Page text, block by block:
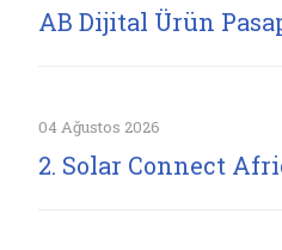
AB Dijital Ürün
04 Ağustos 2026
2. Solar Connect